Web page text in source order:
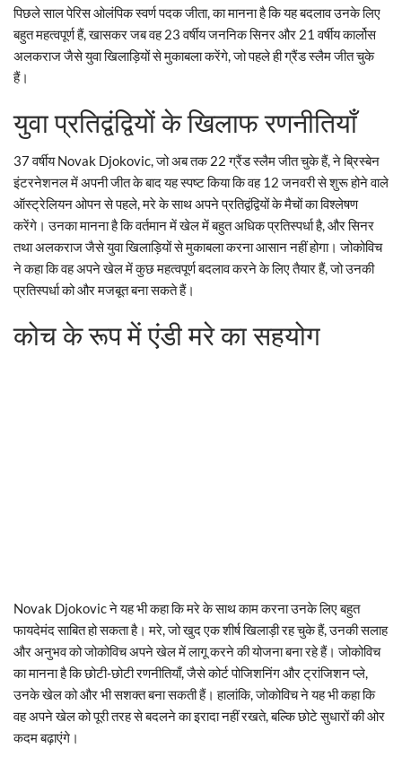
पिछले साल पेरिस ओलंपिक स्वर्ण पदक जीता, का मानना है कि यह बदलाव उनके लिए
बहुत महत्वपूर्ण हैं, खासकर जब वह 23 वर्षीय जननिक सिनर और 21 वर्षीय कार्लोस
अलकराज जैसे युवा खिलाड़ियों से मुकाबला करेंगे, जो पहले ही ग्रैंड स्लैम जीत चुके
हैं।
युवा प्रतिद्वंद्वियों के खिलाफ रणनीतियाँ
37 वर्षीय Novak Djokovic, जो अब तक 22 ग्रैंड स्लैम जीत चुके हैं, ने ब्रिस्बेन
इंटरनेशनल में अपनी जीत के बाद यह स्पष्ट किया कि वह 12 जनवरी से शुरू होने वाले
ऑस्ट्रेलियन ओपन से पहले, मरे के साथ अपने प्रतिद्वंद्वियों के मैचों का विश्लेषण
करेंगे। उनका मानना है कि वर्तमान में खेल में बहुत अधिक प्रतिस्पर्धा है, और सिनर
तथा अलकराज जैसे युवा खिलाड़ियों से मुकाबला करना आसान नहीं होगा। जोकोविच
ने कहा कि वह अपने खेल में कुछ महत्वपूर्ण बदलाव करने के लिए तैयार हैं, जो उनकी
प्रतिस्पर्धा को और मजबूत बना सकते हैं।
कोच के रूप में एंडी मरे का सहयोग
Novak Djokovic ने यह भी कहा कि मरे के साथ काम करना उनके लिए बहुत
फायदेमंद साबित हो सकता है। मरे, जो खुद एक शीर्ष खिलाड़ी रह चुके हैं, उनकी सलाह
और अनुभव को जोकोविच अपने खेल में लागू करने की योजना बना रहे हैं। जोकोविच
का मानना है कि छोटी-छोटी रणनीतियाँ, जैसे कोर्ट पोजिशनिंग और ट्रांजिशन प्ले,
उनके खेल को और भी सशक्त बना सकती हैं। हालांकि, जोकोविच ने यह भी कहा कि
वह अपने खेल को पूरी तरह से बदलने का इरादा नहीं रखते, बल्कि छोटे सुधारों की ओर
कदम बढ़ाएंगे।